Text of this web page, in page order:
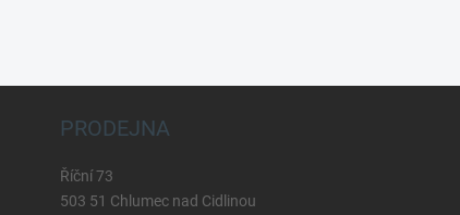
PRODEJNA
Říční 73
503 51 Chlumec nad Cidlinou